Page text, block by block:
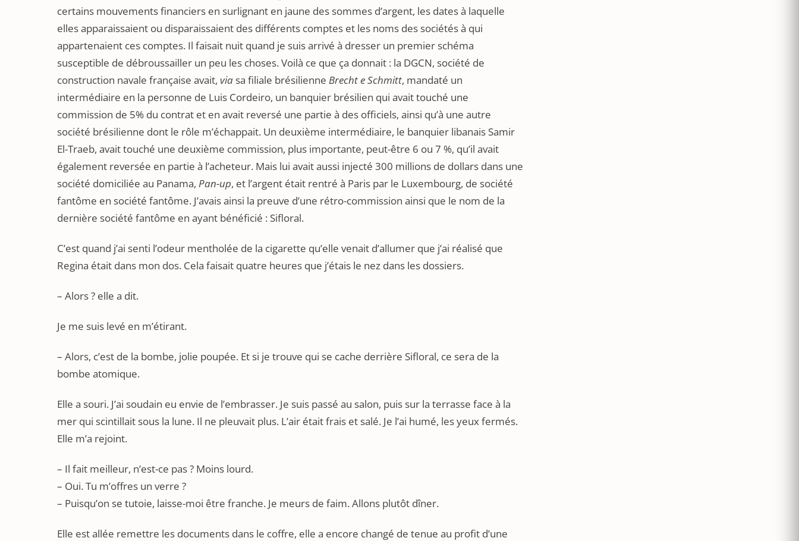
certains mouvements financiers en surlignant en jaune des sommes d’argent, les dates à laquelle
elles apparaissaient ou disparaissaient des différents comptes et les noms des sociétés à qui
appartenaient ces comptes. Il faisait nuit quand je suis arrivé à dresser un premier schéma
susceptible de débroussailler un peu les choses. Voilà ce que ça donnait : la DGCN, société de
construction navale française avait, via sa filiale brésilienne Brecht e Schmitt, mandaté un
intermédiaire en la personne de Luis Cordeiro, un banquier brésilien qui avait touché une
commission de 5% du contrat et en avait reversé une partie à des officiels, ainsi qu’à une autre
société brésilienne dont le rôle m’échappait. Un deuxième intermédiaire, le banquier libanais Samir
El-Traeb, avait touché une deuxième commission, plus importante, peut-être 6 ou 7 %, qu’il avait
également reversée en partie à l’acheteur. Mais lui avait aussi injecté 300 millions de dollars dans une
société domiciliée au Panama, Pan-up, et l’argent était rentré à Paris par le Luxembourg, de société
fantôme en société fantôme. J’avais ainsi la preuve d’une rétro-commission ainsi que le nom de la
dernière société fantôme en ayant bénéficié : Sifloral.
C’est quand j’ai senti l’odeur mentholée de la cigarette qu’elle venait d’allumer que j’ai réalisé que
Regina était dans mon dos. Cela faisait quatre heures que j’étais le nez dans les dossiers.
– Alors ? elle a dit.
Je me suis levé en m’étirant.
– Alors, c’est de la bombe, jolie poupée. Et si je trouve qui se cache derrière Sifloral, ce sera de la
bombe atomique.
Elle a souri. J’ai soudain eu envie de l’embrasser. Je suis passé au salon, puis sur la terrasse face à la
mer qui scintillait sous la lune. Il ne pleuvait plus. L’air était frais et salé. Je l’ai humé, les yeux fermés.
Elle m’a rejoint.
– Il fait meilleur, n’est-ce pas ? Moins lourd.
– Oui. Tu m’offres un verre ?
– Puisqu’on se tutoie, laisse-moi être franche. Je meurs de faim. Allons plutôt dîner.
Elle est allée remettre les documents dans le coffre, elle a encore changé de tenue au profit d’une